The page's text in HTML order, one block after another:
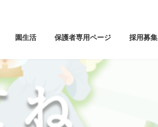
園生活 保護者専用ページ 採用募集